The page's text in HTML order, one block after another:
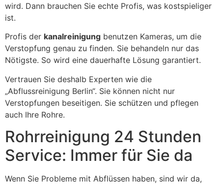
wird. Dann brauchen Sie echte Profis, was kostspieliger
ist.
Profis der kanalreinigung benutzen Kameras, um die
Verstopfung genau zu finden. Sie behandeln nur das
Nötigste. So wird eine dauerhafte Lösung garantiert.
Vertrauen Sie deshalb Experten wie die
„Abflussreinigung Berlin“. Sie können nicht nur
Verstopfungen beseitigen. Sie schützen und pflegen
auch Ihre Rohre.
Rohrreinigung 24 Stunden
Service: Immer für Sie da
Wenn Sie Probleme mit Abflüssen haben, sind wir da,